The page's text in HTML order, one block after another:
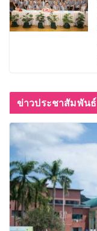
ข่าวประชาสัมพันธ์